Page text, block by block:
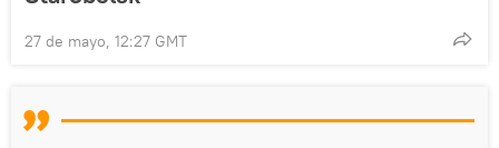
27 de mayo, 12:27 GMT